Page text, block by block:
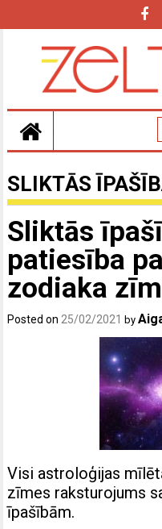
SLIKTĀS
Sliktās
patiesība
zodiaka
Posted on 25/02/2021 by
Visi astroloģijas
zīmes raksturojums
īpašībām.